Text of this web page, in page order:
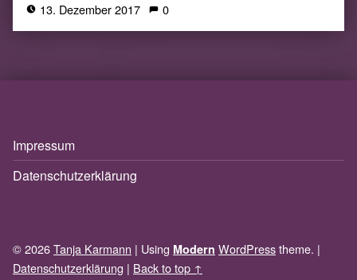
13. Dezember 2017 0
Impressum
Datenschutzerklärung
© 2026Tanja Karmann | Using Modern WordPresstheme. |
Datenschutzerklärung | Back to top ↑